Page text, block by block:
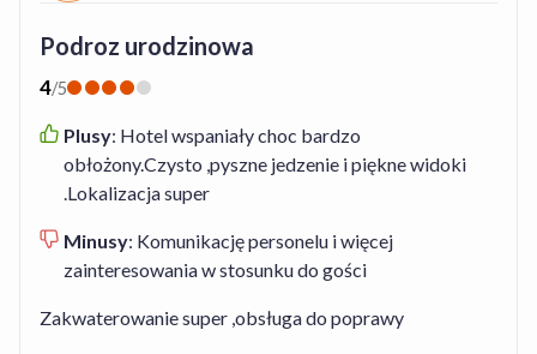
Podroz urodzinowa
4/5
Plusy: Hotel wspaniały choc bardzo
obłożony.Czysto ,pyszne jedzenie i piękne widoki
.Lokalizacja super
Minusy: Komunikację personelu i więcej
zainteresowania w stosunku do gości
Zakwaterowanie super ,obsługa do poprawy